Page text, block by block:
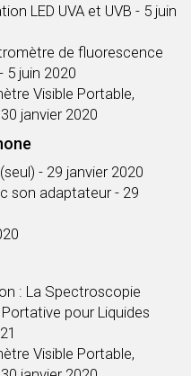
LED UVA et UVB - 5 juin
de fluorescence
- 5 juin 2020
Visible Portable,
janvier 2020
- 29 janvier 2020
son adaptateur- 29
: La Spectroscopie
pour Liquides
Visible Portable,